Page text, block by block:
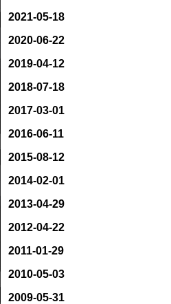
2021-05-18
2020-06-22
2019-04-12
2018-07-18
2017-03-01
2016-06-11
2015-08-12
2014-02-01
2013-04-29
2012-04-22
2011-01-29
2010-05-03
2009-05-31